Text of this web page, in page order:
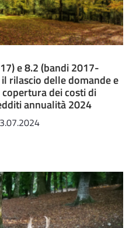
e 8.2 (bandi 2017-
rilascio delle domande e
dei costi di
annualità 2024